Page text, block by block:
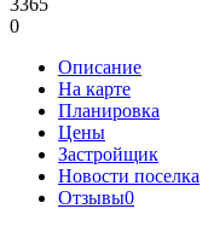
0
Описание
На карте
Планировка
Цены
Застройщик
Новости поселка
Отзывы0